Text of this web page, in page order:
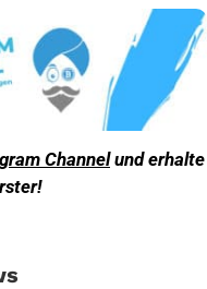
Channelund erhalte